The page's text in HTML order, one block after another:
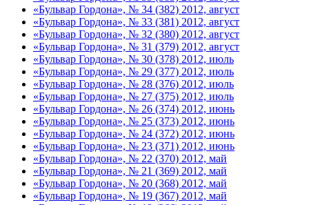
«Бульвар Гордона», № 34 (382) 2012, август
«Бульвар Гордона», № 33 (381) 2012, август
«Бульвар Гордона», № 32 (380) 2012, август
«Бульвар Гордона», № 31 (379) 2012, август
«Бульвар Гордона», № 30 (378) 2012, июль
«Бульвар Гордона», № 29 (377) 2012, июль
«Бульвар Гордона», № 28 (376) 2012, июль
«Бульвар Гордона», № 27 (375) 2012, июль
«Бульвар Гордона», № 26 (374) 2012, июнь
«Бульвар Гордона», № 25 (373) 2012, июнь
«Бульвар Гордона», № 24 (372) 2012, июнь
«Бульвар Гордона», № 23 (371) 2012, июнь
«Бульвар Гордона», № 22 (370) 2012, май
«Бульвар Гордона», № 21 (369) 2012, май
«Бульвар Гордона», № 20 (368) 2012, май
«Бульвар Гордона», № 19 (367) 2012, май